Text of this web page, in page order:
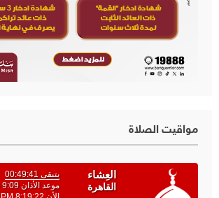
مواقيت الصلاة